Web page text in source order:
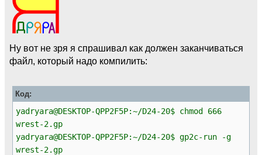
Ну вот не зря я спрашивал как должен заканчиваться
файл, который надо компилить:
Код:
yadryara@DESKTOP-QPP2F5P:~/D24-20$ chmod 666
wrest-2.gp
yadryara@DESKTOP-QPP2F5P:~/D24-20$ gp2c-run -g
wrest-2.gp